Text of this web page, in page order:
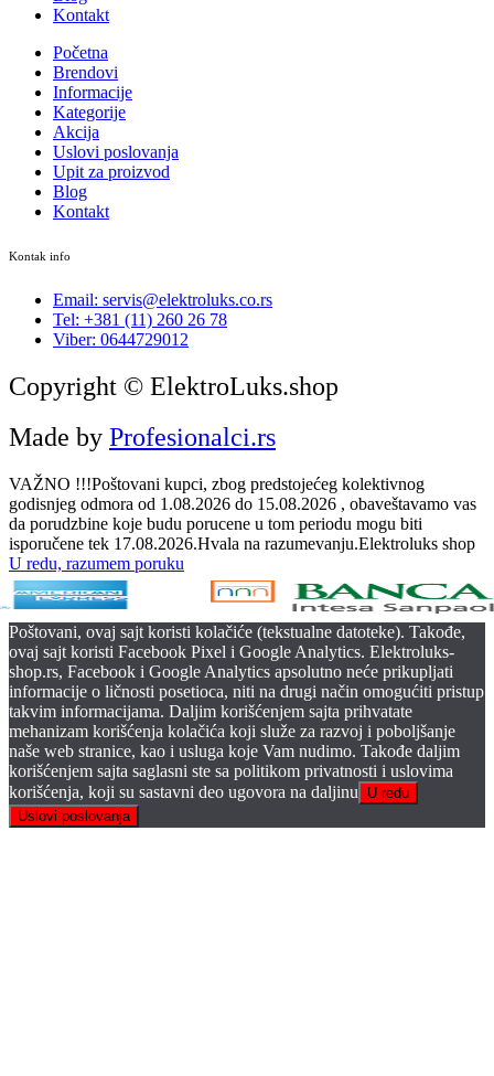
Kontakt
Početna
Brendovi
Informacije
Kategorije
Akcija
Uslovi poslovanja
Upit za proizvod
Blog
Kontakt
Kontak info
Email: servis@elektroluks.co.rs
Tel: +381 (11) 260 26 78
Viber: 0644729012
Copyright © ElektroLuks.shop
Made by Profesionalci.rs
VAŽNO !!!Poštovani kupci, zbog predstojećeg kolektivnog
godisnjeg odmora od 1.08.2026 do 15.08.2026 , obaveštavamo vas
da porudzbine koje budu porucene u tom periodu mogu biti
isporučene tek 17.08.2026.Hvala na razumevanju.Elektroluks shop
U redu, razumem poruku
Poštovani, ovaj sajt koristi kolačiće (tekstualne datoteke). Takođe,
ovaj sajt koristi Facebook Pixel i Google Analytics. Elektroluks-
shop.rs, Facebook i Google Analytics apsolutno neće prikupljati
informacije o ličnosti posetioca, niti na drugi način omogućiti pristup
takvim informacijama. Daljim korišćenjem sajta prihvatate
mehanizam korišćenja kolačića koji služe za razvoj i poboljšanje
naše web stranice, kao i usluga koje Vam nudimo. Takođe daljim
korišćenjem sajta saglasni ste sa politikom privatnosti i uslovima
korišćenja, koji su sastavni deo ugovora na daljinu
U redu
Uslovi poslovanja